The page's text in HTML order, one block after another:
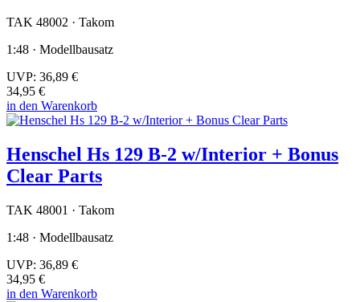
TAK 48002 · Takom
1:48 · Modellbausatz
UVP: 36,89 €
34,95 €
in den Warenkorb
Henschel Hs 129 B-2 w/Interior + Bonus
Clear Parts
TAK 48001 · Takom
1:48 · Modellbausatz
UVP: 36,89 €
34,95 €
in den Warenkorb